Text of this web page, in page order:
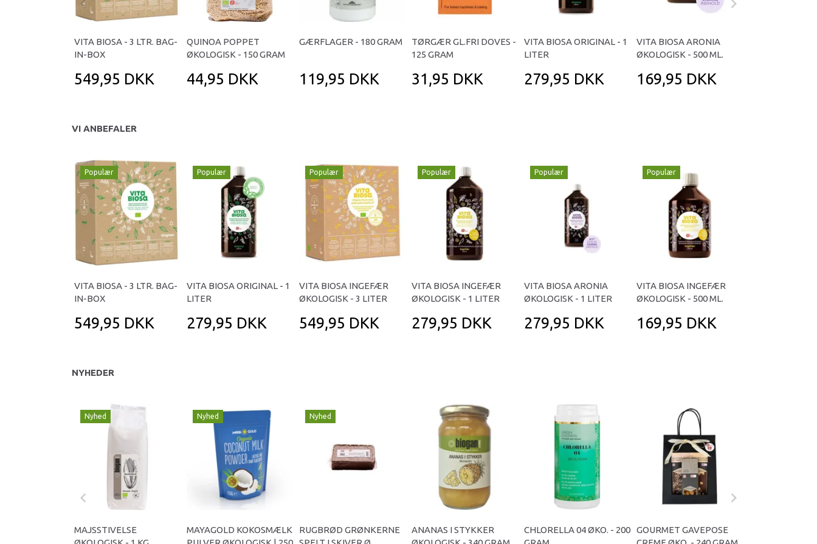
VITA BIOSA - 3 LTR. BAG-
IN-BOX
549,95 DKK
QUINOA POPPET
ØKOLOGISK - 150 GRAM
44,95 DKK
GÆRFLAGER - 180 GRAM
119,95 DKK
TØRGÆR GL.FRI DOVES -
125 GRAM
31,95 DKK
VITA BIOSA ORIGINAL - 1
LITER
279,95 DKK
VITA BIOSA ARONIA
ØKOLOGISK - 500 ML.
169,95 DKK
VI ANBEFALER
Populær
VITA BIOSA - 3 LTR. BAG-
IN-BOX
549,95 DKK
Populær
VITA BIOSA ORIGINAL - 1
LITER
279,95 DKK
Populær
VITA BIOSA INGEFÆR
ØKOLOGISK - 3 LITER
549,95 DKK
Populær
VITA BIOSA INGEFÆR
ØKOLOGISK - 1 LITER
279,95 DKK
Populær
VITA BIOSA ARONIA
ØKOLOGISK - 1 LITER
279,95 DKK
Populær
VITA BIOSA INGEFÆR
ØKOLOGISK - 500 ML.
169,95 DKK
NYHEDER
Nyhed
MAJSSTIVELSE
Nyhed
MAYAGOLD KOKOSMÆLK
Nyhed
RUGBRØD GRØNKERNE
ANANAS I STYKKER
CHLORELLA 04 ØKO. - 200 GOURMET GAVEPOSE